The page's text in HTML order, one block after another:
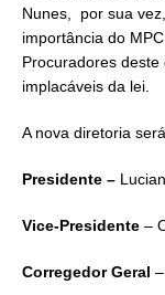
Nunes, por sua
importância do
Procuradores
implacáveis da lei.
A nova diretoria
Presidente –
Vice-Presidente –
Corregedor Geral